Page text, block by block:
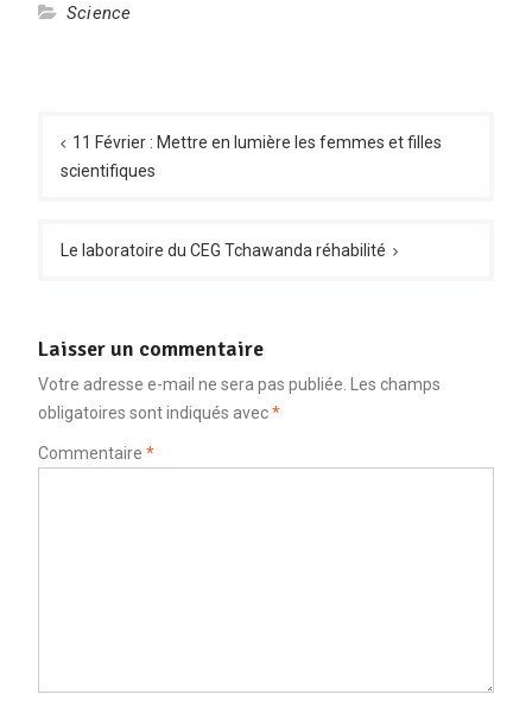
Science
de
l’article
11 Février : Mettre en lumière les femmes et filles
scientifiques
Le laboratoire du CEG Tchawanda réhabilité
Laisser un commentaire
Votre adresse e-mail ne sera pas publiée.
Les champs
obligatoires sont indiqués avec*
Commentaire *